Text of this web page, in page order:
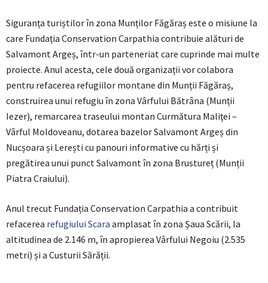
Siguranța turiștilor în zona Munților Făgăraș este o misiune la
care Fundația Conservation Carpathia contribuie alături de
Salvamont Argeș, într-un parteneriat care cuprinde mai multe
proiecte. Anul acesta, cele două organizații vor colabora
pentru refacerea refugiilor montane din Munții Făgăraș,
construirea unui refugiu în zona Vârfului Bătrâna (Munții
Iezer), remarcarea traseului montan Curmătura Maliţei –
Vârful Moldoveanu, dotarea bazelor Salvamont Argeș din
Nucșoara și Lerești cu panouri informative cu hărți și
pregătirea unui punct Salvamont în zona Brustureț (Munții
Piatra Craiului).
Anul trecut Fundația Conservation Carpathia a contribuit
refacerea refugiului Scara amplasat în zona Șaua Scării, la
altitudinea de 2.146 m, în apropierea Vârfului Negoiu (2.535
metri) și a Custurii Sărății.